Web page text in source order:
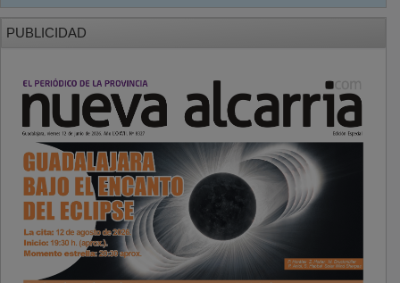
PUBLICIDAD